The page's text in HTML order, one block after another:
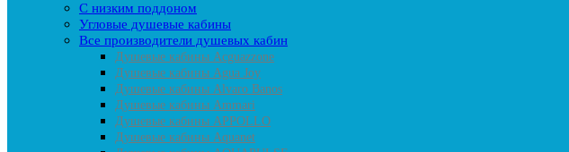
С низким поддоном
Угловые душевые кабины
Все производители душевых кабин
Душевые кабины Acguazzone
Душевые кабины Agua Joy
Душевые кабины Alvaro Banos
Душевые кабины Ammari
Душевые кабины APPOLLO
Душевые кабины Aquanet